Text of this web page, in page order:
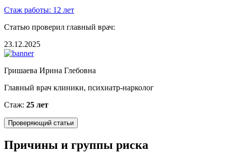
Стаж работы: 12 лет
Статью проверил главный врач:
23.12.2025
Гришаева Ирина Глебовна
Главный врач клиники, психиатр-нарколог
Стаж: 25 лет
Проверяющий статьи
Причины и группы риска